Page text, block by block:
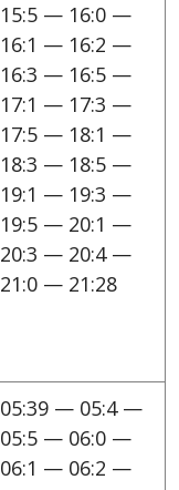
15:5 — 16:0 —
16:1 — 16:2 —
16:3 — 16:5 —
17:1 — 17:3 —
17:5 — 18:1 —
18:3 — 18:5 —
19:1 — 19:3 —
19:5 — 20:1 —
20:3 — 20:4 —
21:0 — 21:28
05:39 — 05:4 —
05:5 — 06:0 —
06:1 — 06:2 —